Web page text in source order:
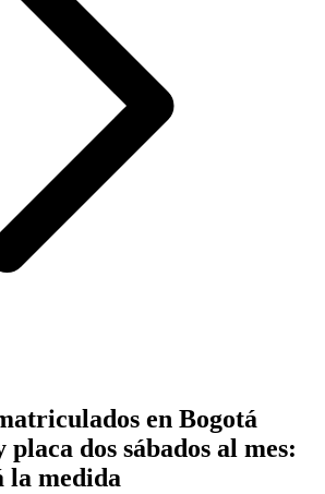
en Bogotá
dos sábados al mes:
la medida